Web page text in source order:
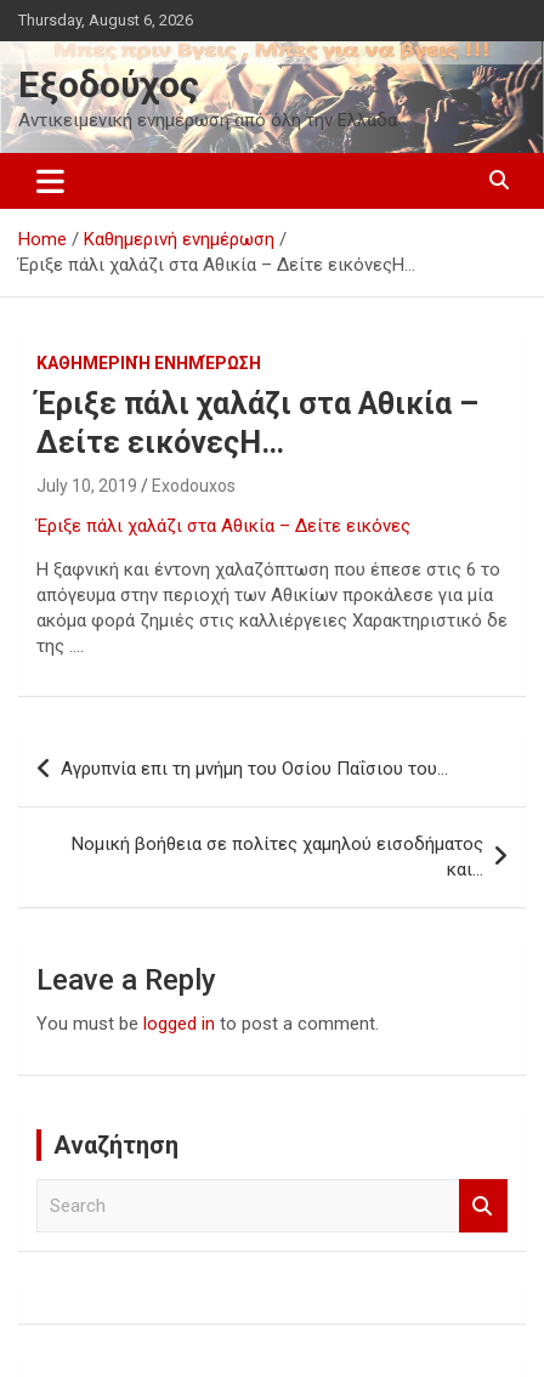
Skip
to
content
Thursday, August 6, 2026
Εξοδούχος
Αντικειμενική ενημέρωση από όλη την Ελλάδα
Home
Καθημερινή ενημέρωση
Έριξε πάλι χαλάζι στα Αθικία – Δείτε εικόνεςΗ…
ΚΑΘΗΜΕΡΙΝΉ ΕΝΗΜΈΡΩΣΗ
Έριξε πάλι χαλάζι στα Αθικία –
Δείτε εικόνεςΗ…
July 10, 2019 Exodouxos
Έριξε πάλι χαλάζι στα Αθικία – Δείτε εικόνες
Η ξαφνική και έντονη χαλαζόπτωση που έπεσε στις 6 το
απόγευμα στην περιοχή των Αθικίων προκάλεσε για μία
ακόμα φορά ζημιές στις καλλιέργειες Χαρακτηριστικό δε
της ….
Post
navigation
Αγρυπνία επι τη μνήμη του Οσίου Παΐσιου του…
Νομική βοήθεια σε πολίτες χαμηλού εισοδήματος
και…
Leave a Reply
You must be logged in to post a comment.
Αναζήτηση
h